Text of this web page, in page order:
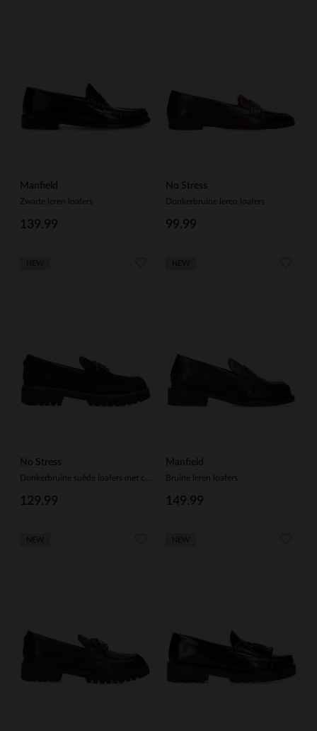
Manfield
Zwarte leren loafers
139.99
No Stress
Donkerbruine leren loafers
99.99
No Stress
129.99
Manfield
Bruine leren loafers
149.99